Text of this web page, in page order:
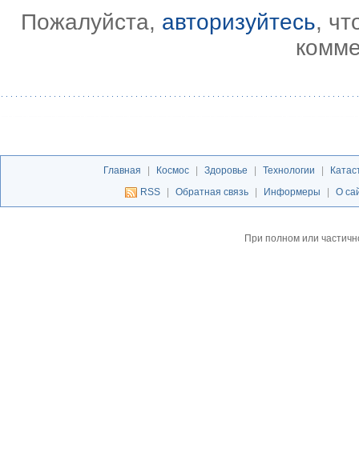
Пожалуйста, авторизуйтесь,
Главная Космос Здоровье Технологии
RSS
Обратная связь Информеры О
При полном или